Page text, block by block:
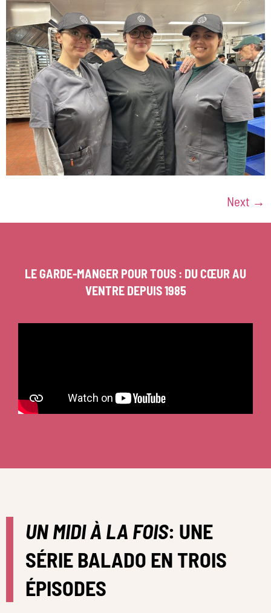
Next →
LE GARDE-MANGER POUR TOUS : DU CŒUR AU
VENTRE DEPUIS 1985
UN MIDI À LA FOIS: UNE
SÉRIE BALADO EN TROIS
ÉPISODES